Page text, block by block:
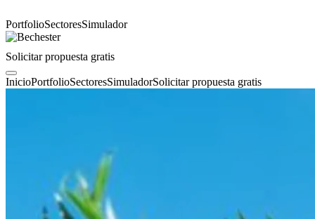
PortfolioSectoresSimulador
Solicitar propuesta gratis
InicioPortfolioSectoresSimuladorSolicitar propuesta gratis